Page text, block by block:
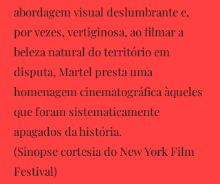
abordagem visual deslumbrante e,
por vezes, vertiginosa, ao filmar a
beleza natural do território em
disputa, Martel presta uma
homenagem cinematográfica àqueles
que foram sistematicamente
apagados da história.
(Sinopse cortesia do New York Film
Festival)